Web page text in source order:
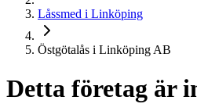
Låssmed i Linköping
Östgötalås i Linköping AB
Detta företag är